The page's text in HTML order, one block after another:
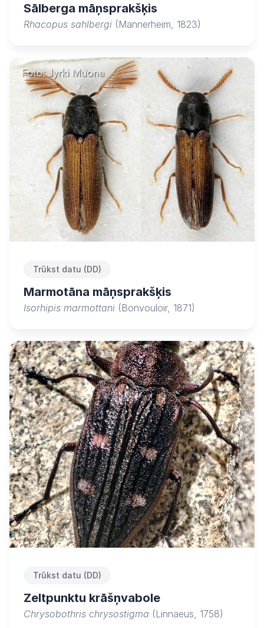
Sālberga māņsprakšķis
Rhacopus sahlbergi (Mannerheim, 1823)
Trūkst datu (DD)
Marmotāna māņsprakšķis
Isorhipis marmottani (Bonvouloir, 1871)
Trūkst datu (DD)
Zeltpunktu krāšņvabole
Chrysobothris chrysostigma (Linnaeus, 1758)